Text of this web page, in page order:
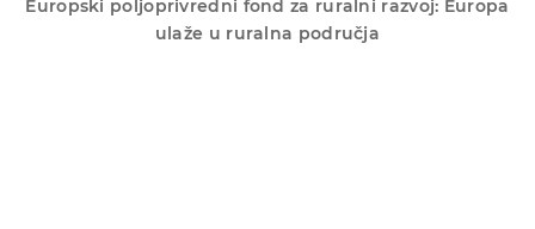
Europski poljoprivredni fond za ruralni razvoj: Europa
ulaže u ruralna područja